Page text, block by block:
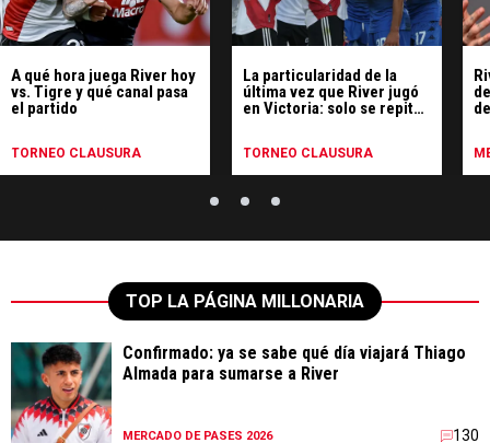
A qué hora juega River hoy
vs. Tigre y qué canal pasa
el partido
TORNEO CLAUSURA
La particularidad de la
última vez que River jugó
en Victoria: solo se repite
TORNEO CLAUSURA
TOP LA PÁGINA MILLONARIA
Confirmado: ya se sabe qué día viajará Thiago
Almada para sumarse a River
MERCADO DE PASES 2026 130